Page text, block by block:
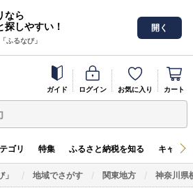
なら
しやすい！
ふるなび」
開く
ガイド ログイン お気に入り カート
ゴリ 特集 ふるさと納税を知る キャン
地域でさがす 関東地方 神奈川県